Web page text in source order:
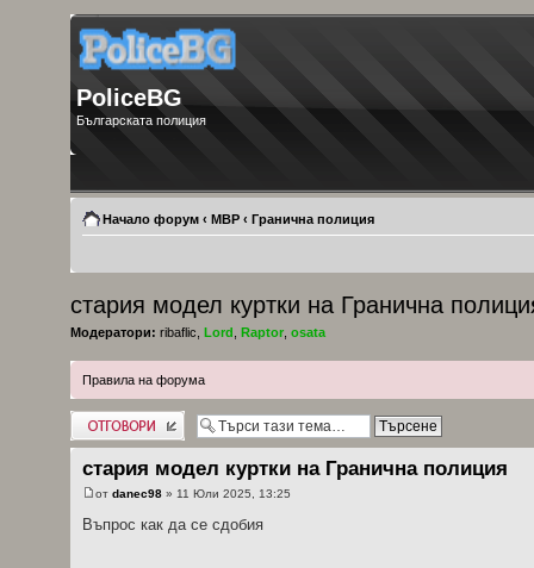
PoliceBG
Българската полиция
Начало форум ‹ МВР ‹ Гранична полиция
стария модел куртки на Гранична
Модератори: ribaflic Lord Raptor osata
Правила на форума
Добави отговор
стария модел куртки на Гранична полиция
от danec98 » 11 Юли 2025, 13:25
Въпрос как да се сдобия